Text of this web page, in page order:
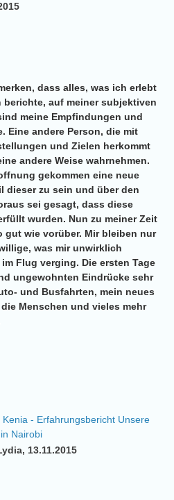
dass alles, was ich erlebt
auf meiner subjektiven
meine Empfindungen und
Eine andere Person, die mit
und Zielen herkommt
andere Weise wahrnehmen.
gekommen eine neue
dieser zu sein und über den
sei gesagt, dass diese
wurden. Nun zu meiner Zeit
gut wie vorüber. Mir bleiben nur
was mir unwirklich
Flug verging. Die ersten Tage
ungewohnten Eindrücke sehr
und Busfahrten, mein neues
Menschen und vieles mehr
- Erfahrungsbericht Unsere
Nairobi
13.11.2015